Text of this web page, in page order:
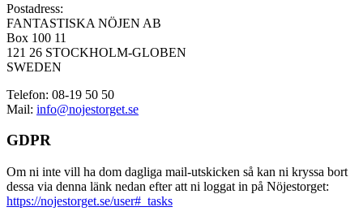
Postadress:
FANTASTISKA NÖJEN AB
Box 100 11
121 26 STOCKHOLM-GLOBEN
SWEDEN
Telefon: 08-19 50 50
Mail: info@nojestorget.se
GDPR
Om ni inte vill ha dom dagliga mail-utskicken så kan ni kryssa bort
dessa via denna länk nedan efter att ni loggat in på Nöjestorget:
https://nojestorget.se/user#_tasks